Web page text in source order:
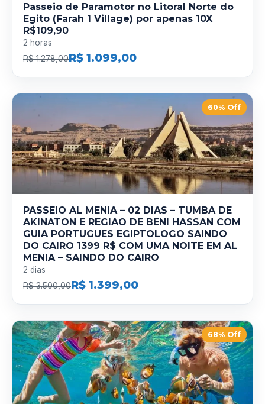
Passeio de Paramotor no Litoral Norte do
Egito (Farah 1 Village) por apenas 10X
R$109,90
2 horas
R$ 1.278,00R$ 1.099,00
60% Off
PASSEIO AL MENIA – 02 DIAS – TUMBA DE
AKINATON E REGIAO DE BENI HASSAN COM
GUIA PORTUGUES EGIPTOLOGO SAINDO
DO CAIRO 1399 R$ COM UMA NOITE EM AL
MENIA – SAINDO DO CAIRO
2 dias
R$ 3.500,00R$ 1.399,00
68% Off